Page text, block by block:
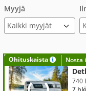
Myyjä
Kaikki myyjät
Ohituskaista Nosta
740
7 hlö